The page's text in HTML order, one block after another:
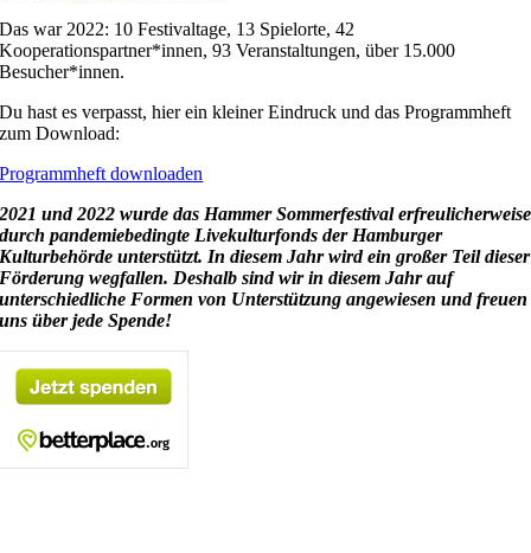
Das war 2022: 10 Festivaltage, 13 Spielorte, 42
Kooperationspartner*innen, 93 Veranstaltungen, über 15.000
Besucher*innen.
Du hast es verpasst, hier ein kleiner Eindruck und das Programmheft
zum Download:
Programmheft downloaden
2021 und 2022 wurde das Hammer Sommerfestival erfreulicherweise
durch pandemiebedingte Livekulturfonds der Hamburger
Kulturbehörde unterstützt. In diesem Jahr wird ein großer Teil dieser
Förderung wegfallen. Deshalb sind wir in diesem Jahr auf
unterschiedliche Formen von Unterstützung angewiesen und freuen
uns über jede Spende!